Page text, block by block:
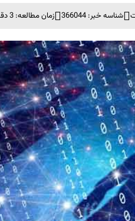
شناسه خبر: 366044 زمان مطالعه: 3 دقیقه